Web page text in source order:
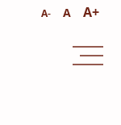
A- A A+